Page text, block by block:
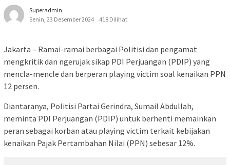
Superadmin
Senin, 23 Desember 2024
418 Dilihat
Jakarta – Ramai-ramai berbagai Politisi dan pengamat
mengkritik dan ngerujak sikap PDI Perjuangan (PDIP) yang
mencla-mencle dan berperan playing victim soal kenaikan PPN
12 persen.
Diantaranya, Politisi Partai Gerindra, Sumail Abdullah,
meminta PDI Perjuangan (PDIP) untuk berhenti memainkan
peran sebagai korban atau playing victim terkait kebijakan
kenaikan Pajak Pertambahan Nilai (PPN) sebesar 12%.